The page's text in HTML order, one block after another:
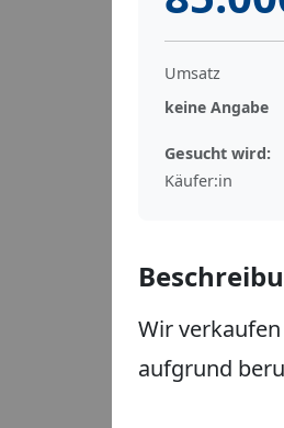
Umsatz
keine Angabe
Gesucht wird:
Käufer:in
Wir
aufgrund